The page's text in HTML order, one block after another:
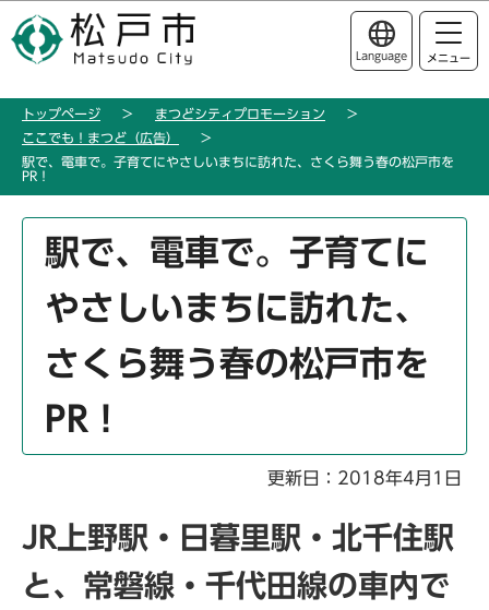
の
ー
このページの本文へ移動
Language メニュー
トップページ
まつどシティプロモーション
ここでも！まつど（広告）
駅で、電車で。子育てにやさしいまちに訪れた、さくら舞う春の松戸市を
PR！
駅で、電車で。子育てに
やさしいまちに訪れた、
さくら舞う春の松戸市を
PR！
更新日：2018年4月1日
JR上野駅・日暮里駅・北千住駅
と、常磐線・千代田線の車内で